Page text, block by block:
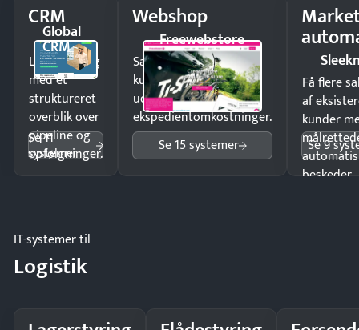
CRM
Global
CRM
Luk flere salg
med et
struktureret
overblik over
pipeline og
opfølgninger.
Se 11
systemer
Webshop
Freewebstore
Sælg produkter 24/7 til
kunder i hele landet
uden
ekspedientomkostninger.
Se 15 systemer
Få flere
af
kunder
beskeder.
Se 9
IT-systemer til
Logistik